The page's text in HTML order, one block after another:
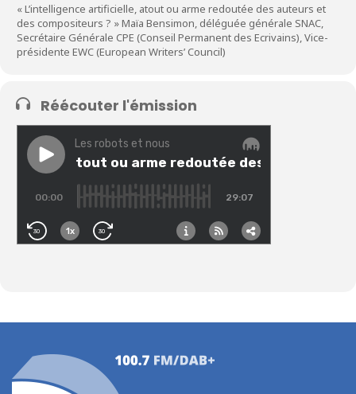
« L’intelligence artificielle, atout ou arme redoutée des auteurs et
des compositeurs ? » Maïa Bensimon, déléguée générale SNAC,
Secrétaire Générale CPE (Conseil Permanent des Ecrivains), Vice-
présidente EWC (European Writers’ Council)
Réécouter l'émission